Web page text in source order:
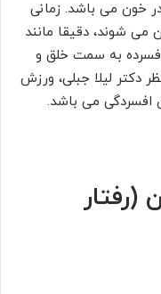
خون می باشد. زمانی
می شوند، دقیقا مانند
افسرده به سمت خلق و
دکتر لیلا جبلی، ورزش
افسردگی می باشد.